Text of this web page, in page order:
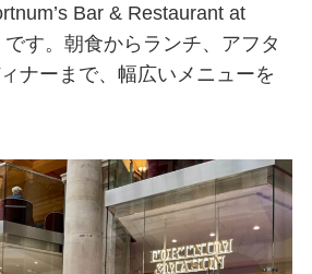
Bar & Restaurant at
す。朝食からランチ、アフタ
ナーまで、幅広いメニューを